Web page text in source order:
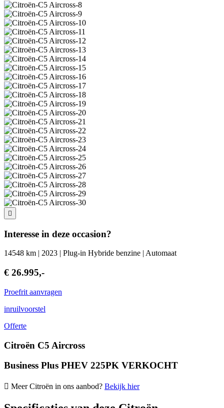
Interesse in deze occasion?
14548 km | 2023 | Plug-in Hybride benzine | Automaat
€ 26.995,-
Proefrit aanvragen
inruilvoorstel
Offerte
Citroën C5 Aircross
Business Plus PHEV 225PK VERKOCHT
Meer Citroën in ons aanbod? Bekijk hier